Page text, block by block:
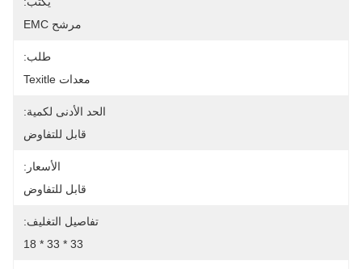
مرشح EMC
طلب:
معدات Texitle
الحد الأدنى لكمية:
قابل للتفاوض
الأسعار:
قابل للتفاوض
تفاصيل التغليف:
33 * 33 * 18